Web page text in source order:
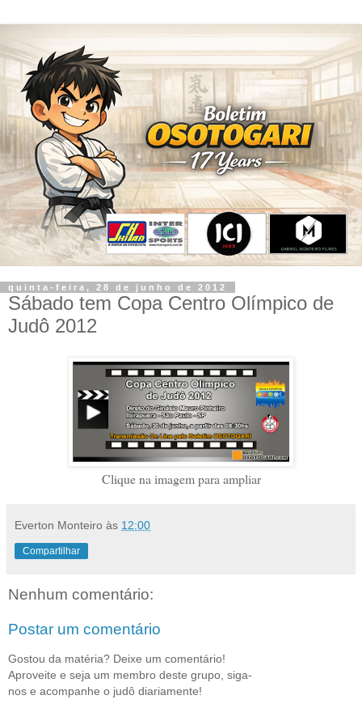
quinta-feira, 28 de junho de 2012
Sábado tem Copa Centro Olímpico de
Judô 2012
Clique na imagem para ampliar
Everton Monteiro às 12:00
Compartilhar
Nenhum comentário:
Postar um comentário
Gostou da matéria? Deixe um comentário!
Aproveite e seja um membro deste grupo, siga-
nos e acompanhe o judô diariamente!